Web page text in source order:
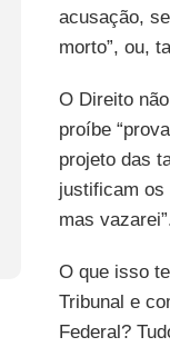
acusação,
morto”, ou,
O Direito
proíbe
projeto das
justificam os
mas
O que isso
Tribunal e
Federal?